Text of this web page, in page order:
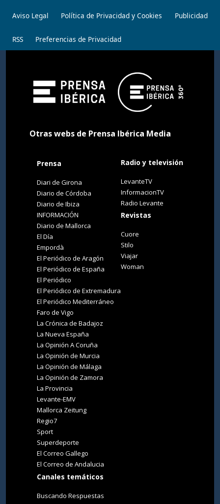
Aviso Legal Política de Privacidad y Cookies Publicidad
RSS Preferencias de Privacidad
Otras webs de Prensa Ibérica Media
Prensa
Diari de Girona
Diario de Córdoba
Diario de Ibiza
INFORMACIÓN
Diario de Mallorca
El Día
Empordà
El Periódico de Aragón
El Periódico de España
El Periódico
El Periódico de Extremadura
El Periódico Mediterráneo
Faro de Vigo
La Crónica de Badajoz
La Nueva España
La Opinión A Coruña
La Opinión de Murcia
La Opinión de Málaga
La Opinión de Zamora
La Provincia
Levante-EMV
Mallorca Zeitung
Regio7
Sport
Superdeporte
El Correo Gallego
El Correo de Andalucia
Canales temáticos
Buscando Respuestas
Radio y televisión
LevanteTV
InformacionTV
Radio Levante
Revistas
Cuore
Stilo
Viajar
Woman